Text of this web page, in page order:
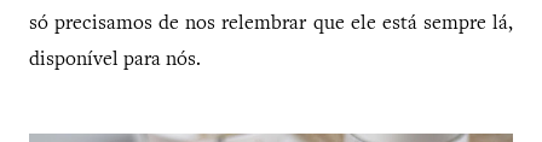
só precisamos de nos relembrar que ele está sempre lá,
disponível para nós.